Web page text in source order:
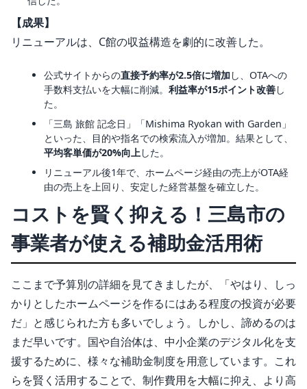
【成果】
リニューアルは、C館の収益構造を劇的に改善した。
公式サイトからの直接予約率が2.5倍に増加し、OTAへの
手数料支払いを大幅に削減。 利益率が15ポイント改善し
た。
「三島 旅館 記念日」「Mishima Ryokan with Garden」
といった、目的や指名での検索流入が増加。結果として、
平均客単価が20%向上した。
リニューアル後1年で、ホームページ経由の売上がOTA経
由の売上を上回り、安定した経営基盤を確立した。
コストを賢く抑える！三島市の
事業者が使える補助金活用術
ここまで予算別の詳細を見てきましたが、「やはり、しっ
かりとしたホームページを作るにはある程度の投資が必要
だ」と感じられた方も多いでしょう。しかし、諦めるのは
まだ早いです。国や自治体は、中小企業のデジタル化を支
援するために、様々な補助金制度を用意しています。これ
らを賢く活用することで、制作費用を大幅に抑え、より高